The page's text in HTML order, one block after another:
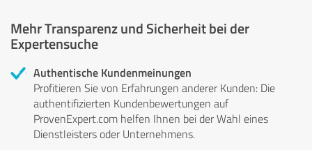
Mehr Transparenz und Sicherheit bei der
Expertensuche
Authentische Kundenmeinungen
Profitieren Sie von Erfahrungen anderer Kunden: Die
authentifizierten Kundenbewertungen auf
ProvenExpert.com helfen Ihnen bei der Wahl eines
Dienstleisters oder Unternehmens.